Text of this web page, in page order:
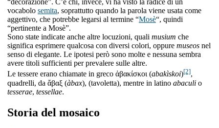
“decorazione”. C’è chi, invece, vi ha visto la radice di un
vocabolo semita, soprattutto quando la parola viene usata come
aggettivo, che potrebbe legarsi al termine “Mosè“, quindi
“pertinente a Mosè”.
Sono state indicate anche altre locuzioni, quali musium che
significa esprimere qualcosa con diversi colori, oppure museos nel
senso di elegante. Le ipotesi però sono molte e nessuna sembra
avere titoli sufficienti per prevalere sulle altre.
Le tessere erano chiamate in greco ἀβακίσκοι (abakìskoi)[2],
quadrelli, da ἄβαξ (àbax), (tavoletta), mentre in latino abaculi o
tesserae, tessellae.
Storia del mosaico